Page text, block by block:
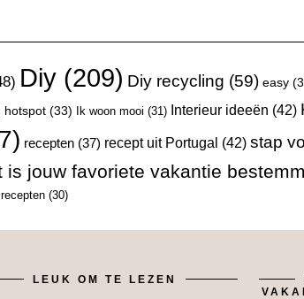
Diy (209) Diy recycling (59) easy
hotspot (33) Ik woon mooi (31) Interieur ideeën (42)
recepten(37) recept uit Portugal (42) stap
is jouw favoriete vakantie
(30)
LEUK OM TE LEZEN